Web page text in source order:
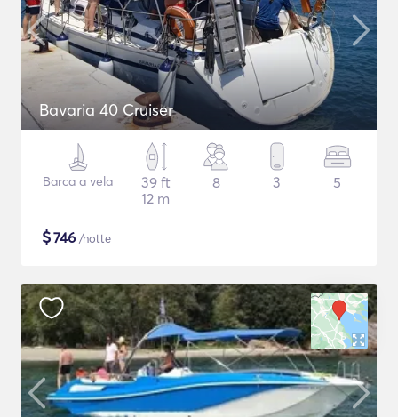
Bavaria 40 Cruiser
Barca a vela
39 ft
12 m
8 3 5
$746 /notte